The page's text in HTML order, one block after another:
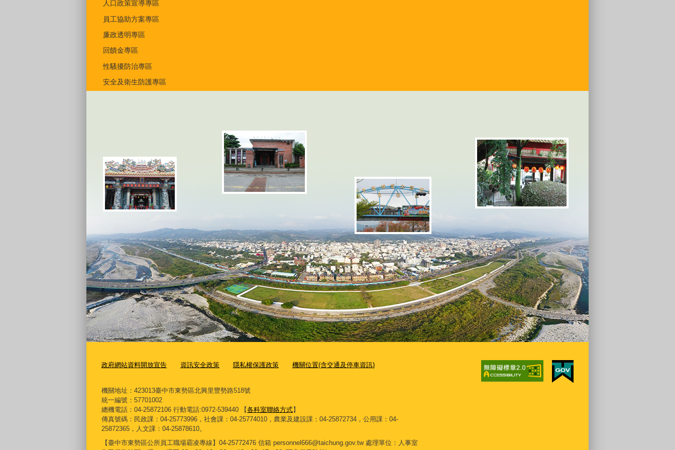
人口政策宣導專區
員工協助方案專區
廉政透明專區
回饋金專區
性騷擾防治專區
安全及衛生防護專區
政府網站資料開放宣告 資訊安全政策 隱私權保護政策 機關位置(含交通及停車資訊)
機關地址：423013臺中市東勢區北興里豐勢路518號
統一編號：57701002
總機電話：04-25872106 行動電話:0972-539440 【各科室聯絡方式】
傳真號碼：民政課：04-25773996，社會課：04-25774010，農業及建設課：04-25872734，公用課：04-
25872365，人文課：04-25878610。
【臺中市東勢區公所員工職場霸凌專線】04-25772476 信箱 personnel666@taichung.gov.tw 處理單位：人事室